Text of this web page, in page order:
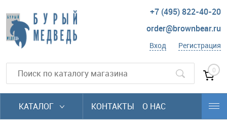
+7 (495) 822-40-20
order@brownbear.ru
Вход Регистрация
0
КАТАЛОГ КОНТАКТЫ О НАС